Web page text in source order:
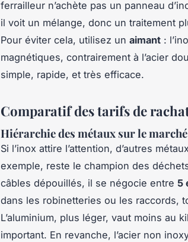
ferrailleur n’achète pas un panneau
il voit un mélange, donc un traitement
Pour éviter cela, utilisez un aimant :
magnétiques, contrairement à l’acier
simple, rapide, et très efficace.
Comparatif des tarifs de
Hiérarchie des métaux sur le marché
Si l’inox attire l’attention, d’autres
exemple, reste le champion des
câbles dépouillés, il se négocie entre 5
dans les robinetteries ou les raccords,
L’aluminium, plus léger, vaut moins au
important. En revanche, l’acier non